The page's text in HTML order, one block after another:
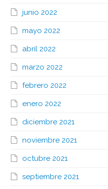
junio 2022
mayo 2022
abril 2022
marzo 2022
febrero 2022
enero 2022
diciembre 2021
noviembre 2021
octubre 2021
septiembre 2021